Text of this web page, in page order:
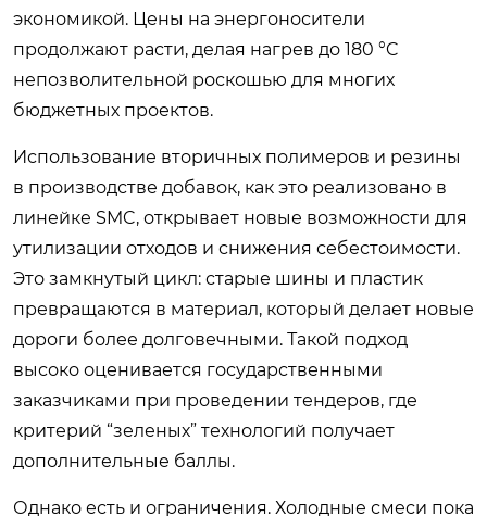
экономикой. Цены на энергоносители
продолжают расти, делая нагрев до 180 °C
непозволительной роскошью для многих
бюджетных проектов.
Использование вторичных полимеров и резины
в производстве добавок, как это реализовано в
линейке SMC, открывает новые возможности для
утилизации отходов и снижения себестоимости.
Это замкнутый цикл: старые шины и пластик
превращаются в материал, который делает новые
дороги более долговечными. Такой подход
высоко оценивается государственными
заказчиками при проведении тендеров, где
критерий “зеленых” технологий получает
дополнительные баллы.
Однако есть и ограничения. Холодные смеси пока